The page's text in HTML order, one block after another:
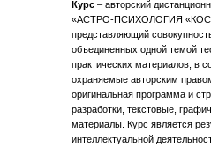
Курс – авторский
«АСТРО-ПСИХОЛОГИЯ
представляющий
объединенных одной темой
практических материалов, в
охраняемые авторским
оригинальная программа и
разработки, текстовые,
материалы. Курс является
интеллектуальной